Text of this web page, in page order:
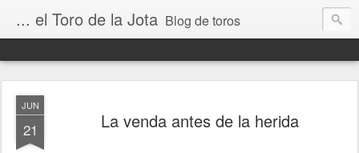
... el Toro de la Jota Blog de toros
JUN
21 La venda antes de la herida